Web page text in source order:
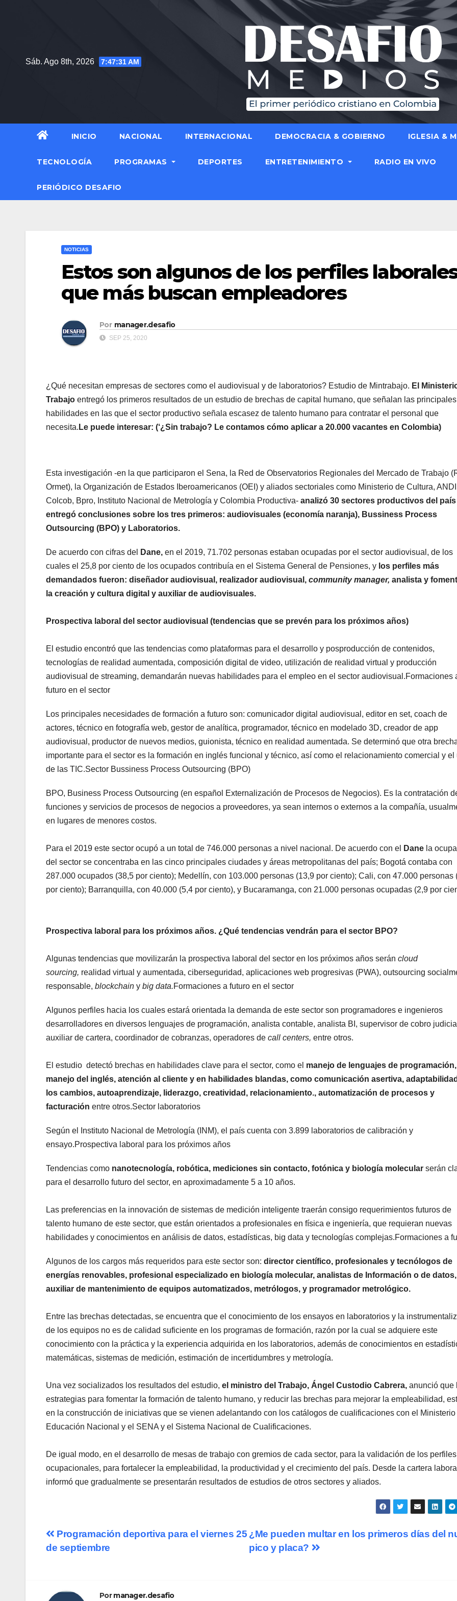
Sáb. Ago 8th, 2026 7:47:32 AM
INICIO NACIONAL INTERNACIONAL DEMOCRACIA & GOBIERNO IGLESIA &
TECNOLOGÍA PROGRAMAS DEPORTES ENTRETENIMIENTO RADIO EN VIVO
PERIÓDICO DESAFIO
NOTICIAS
Estos son algunos de los perfiles
que más buscan empleadores
Por manager.desafio
SEP 25, 2020
¿Qué necesitan empresas de sectores como el audiovisual y de laboratorios? Estudio de Mintrabajo. El
Trabajo entregó los primeros resultados de un estudio de brechas de capital humano, que señalan las principales
habilidades en las que el sector productivo señala escasez de talento humano para contratar el personal que
necesita. Le puede interesar: (‘¿Sin trabajo? Le contamos cómo aplicar a 20.000 vacantes en Colombia)
Esta investigación -en la que participaron el Sena, la Red de Observatorios Regionales del Mercado de Trabajo
Ormet), la Organización de Estados Iberoamericanos (OEI) y aliados sectoriales como Ministerio de Cultura,
Colcob, Bpro, Instituto Nacional de Metrología y Colombia Productiva- analizó 30 sectores productivos del
entregó conclusiones sobre los tres primeros: audiovisuales (economía naranja), Bussiness Process
Outsourcing (BPO) y Laboratorios.
De acuerdo con cifras del Dane, en el 2019, 71.702 personas estaban ocupadas por el sector audiovisual, de los
cuales el 25,8 por ciento de los ocupados contribuía en el Sistema General de Pensiones, y los perfiles más
demandados fueron: diseñador audiovisual, realizador audiovisual, community manager, analista y
la creación y cultura digital y auxiliar de audiovisuales.
Prospectiva laboral del sector audiovisual (tendencias que se prevén para los próximos años)
El estudio encontró que las tendencias como plataformas para el desarrollo y posproducción de contenidos,
tecnologías de realidad aumentada, composición digital de video, utilización de realidad virtual y producción
audiovisual de streaming, demandarán nuevas habilidades para el empleo en el sector audiovisual.Formaciones
futuro en el sector
Los principales necesidades de formación a futuro son: comunicador digital audiovisual, editor en set, coach de
actores, técnico en fotografía web, gestor de analítica, programador, técnico en modelado 3D, creador de app
audiovisual, productor de nuevos medios, guionista, técnico en realidad aumentada. Se determinó que otra
importante para el sector es la formación en inglés funcional y técnico, así como el relacionamiento comercial y el
de las TIC.Sector Bussiness Process Outsourcing (BPO)
BPO, Business Process Outsourcing (en español Externalización de Procesos de Negocios). Es la contratación
funciones y servicios de procesos de negocios a proveedores, ya sean internos o externos a la compañía,
en lugares de menores costos.
Para el 2019 este sector ocupó a un total de 746.000 personas a nivel nacional. De acuerdo con el Dane la
del sector se concentraba en las cinco principales ciudades y áreas metropolitanas del país; Bogotá contaba con
287.000 ocupados (38,5 por ciento); Medellín, con 103.000 personas (13,9 por ciento); Cali, con 47.000 personas
por ciento); Barranquilla, con 40.000 (5,4 por ciento), y Bucaramanga, con 21.000 personas ocupadas (2,9 por
Prospectiva laboral para los próximos años. ¿Qué tendencias vendrán para el sector BPO?
Algunas tendencias que movilizarán la prospectiva laboral del sector en los próximos años serán cloud
sourcing, realidad virtual y aumentada, ciberseguridad, aplicaciones web progresivas (PWA), outsourcing
responsable, blockchain y big data.Formaciones a futuro en el sector
Algunos perfiles hacia los cuales estará orientada la demanda de este sector son programadores e ingenieros
desarrolladores en diversos lenguajes de programación, analista contable, analista BI, supervisor de cobro
auxiliar de cartera, coordinador de cobranzas, operadores de call centers, entre otros.
El estudio detectó brechas en habilidades clave para el sector, como el manejo de lenguajes de programación,
manejo del inglés, atención al cliente y en habilidades blandas, como comunicación asertiva,
los cambios, autoaprendizaje, liderazgo, creatividad, relacionamiento., automatización de procesos y
facturación entre otros.Sector laboratorios
Según el Instituto Nacional de Metrología (INM), el país cuenta con 3.899 laboratorios de calibración y
ensayo.Prospectiva laboral para los próximos años
Tendencias como nanotecnología, robótica, mediciones sin contacto, fotónica y biología molecular serán
para el desarrollo futuro del sector, en aproximadamente 5 a 10 años.
Las preferencias en la innovación de sistemas de medición inteligente traerán consigo requerimientos futuros de
talento humano de este sector, que están orientados a profesionales en física e ingeniería, que requieran nuevas
habilidades y conocimientos en análisis de datos, estadísticas, big data y tecnologías complejas.Formaciones a
Algunos de los cargos más requeridos para este sector son: director científico, profesionales y tecnólogos de
energías renovables, profesional especializado en biología molecular, analistas de Información o de datos,
auxiliar de mantenimiento de equipos automatizados, metrólogos, y programador metrológico.
Entre las brechas detectadas, se encuentra que el conocimiento de los ensayos en laboratorios y la
de los equipos no es de calidad suficiente en los programas de formación, razón por la cual se adquiere este
conocimiento con la práctica y la experiencia adquirida en los laboratorios, además de conocimientos en
matemáticas, sistemas de medición, estimación de incertidumbres y metrología.
Una vez socializados los resultados del estudio, el ministro del Trabajo, Ángel Custodio Cabrera, anunció que
estrategias para fomentar la formación de talento humano, y reducir las brechas para mejorar la empleabilidad,
en la construcción de iniciativas que se vienen adelantando con los catálogos de cualificaciones con el Ministerio
Educación Nacional y el SENA y el Sistema Nacional de Cualificaciones.
De igual modo, en el desarrollo de mesas de trabajo con gremios de cada sector, para la validación de los perfiles
ocupacionales, para fortalecer la empleabilidad, la productividad y el crecimiento del país. Desde la cartera
informó que gradualmente se presentarán resultados de estudios de otros sectores y aliados.
Navegación
¿Me pueden multar en los primeros días del
pico y placa?
Programación deportiva para el viernes 25
de septiembre
Pormanager.desafio